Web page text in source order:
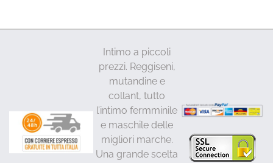
Intimo a piccoli
prezzi. Reggiseni,
mutandine e
collant, tutto
l’intimo fermminile
e maschile delle
migliori marche.
Una grande scelta